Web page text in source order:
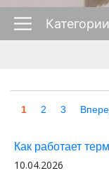
Категории
1 2 3
Как работает
10.04.2026